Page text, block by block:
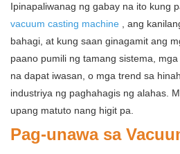
Ipinapaliwanag ng gabay na ito kung
vacuum casting machine , ang
bahagi, at kung saan ginagamit ang
paano pumili ng tamang sistema,
na dapat iwasan, o mga trend sa
industriya ng paghahagis ng alahas.
upang matuto nang higit pa.
Pag-unawa sa